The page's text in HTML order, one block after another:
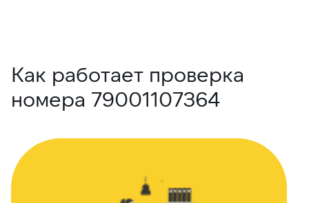
Как работает проверка
номера 79001107364